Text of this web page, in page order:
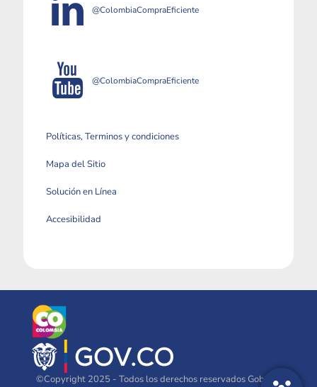
@ColombiaCompraEficiente
@ColombiaCompraEficiente
Políticas, Terminos y condiciones
Mapa del Sitio
Solución en Línea
Accesibilidad
©Copyright 2025 - Todos los derechos reservados Gobierno